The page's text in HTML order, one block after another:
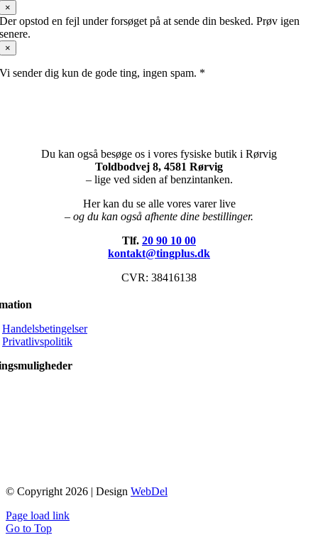
×
Der opstod en fejl under forsøget på at sende din besked. Prøv igen
senere.
×
Vi sender dig kun de gode ting, ingen spam. *
Du kan også besøge os i vores fysiske butik i Rørvig
Toldbodvej 8, 4581 Rørvig
– lige ved siden af benzintanken.
Her kan du se alle vores varer live
– og du kan også afhente dine bestillinger.
Tlf. 20 90 10 00
kontakt@tingplus.dk
CVR: 38416138
Handelsbetingelser
Privatlivspolitik
© Copyright 2026 | Design WebDel
Page load link
Go to Top